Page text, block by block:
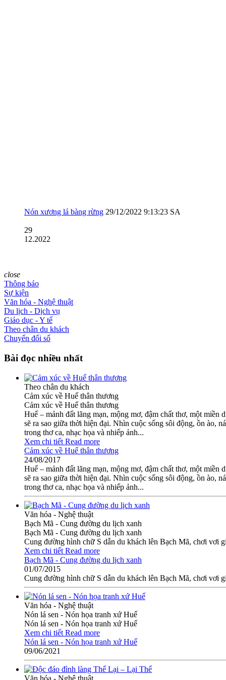
Nón xương lá bàng rừng 29/12/2022 9:13:23 SA
29
12.2022
close
Thông báo
Sự kiện
Văn hóa - Nghệ thuật
Du lịch - Dịch vụ
Giáo dục - Y tế
Theo chân du khách
Chuyển đổi số
Bài đọc nhiều nhất
Theo chân du khách
Cảm xúc về Huế thân thương
Cảm xúc về Huế thân thương
Huế – mảnh đất lãng mạn, mộng mơ, đậm chất thơ, một
sẽ ra sao giữa thời hiện đại. Nhìn cuộc sống sôi động, ồn ào,
trong thơ ca, nhạc họa và nhiếp ảnh...
Xem chi tiết Read more
Cảm xúc về Huế thân thương
24/08/2017
Huế – mảnh đất lãng mạn, mộng mơ, đậm chất thơ, một
sẽ ra sao giữa thời hiện đại. Nhìn cuộc sống sôi động, ồn ào,
trong thơ ca, nhạc họa và nhiếp ảnh...
Văn hóa - Nghệ thuật
Bạch Mã - Cung đường du lịch xanh
Bạch Mã - Cung đường du lịch xanh
Cung đường hình chữ S dẫn du khách lên Bạch Mã, chơi
Xem chi tiết Read more
Bạch Mã - Cung đường du lịch xanh
01/07/2015
Cung đường hình chữ S dẫn du khách lên Bạch Mã, chơi
Văn hóa - Nghệ thuật
Nón lá sen - Nón họa tranh xứ Huế
Nón lá sen - Nón họa tranh xứ Huế
Xem chi tiết Read more
Nón lá sen - Nón họa tranh xứ Huế
09/06/2021
Văn hóa - Nghệ thuật